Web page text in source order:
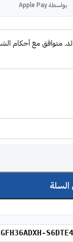
بواسطة Apple Pay
السلة
GFH36ADXH-